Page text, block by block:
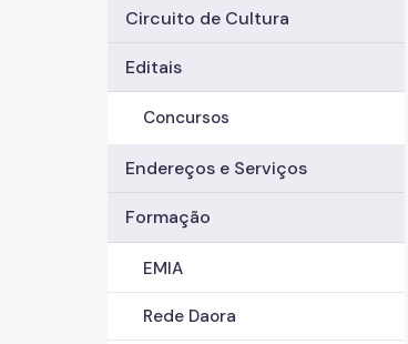
Circuito de Cultura
Editais
Concursos
Endereços e Serviços
Formação
EMIA
Rede Daora